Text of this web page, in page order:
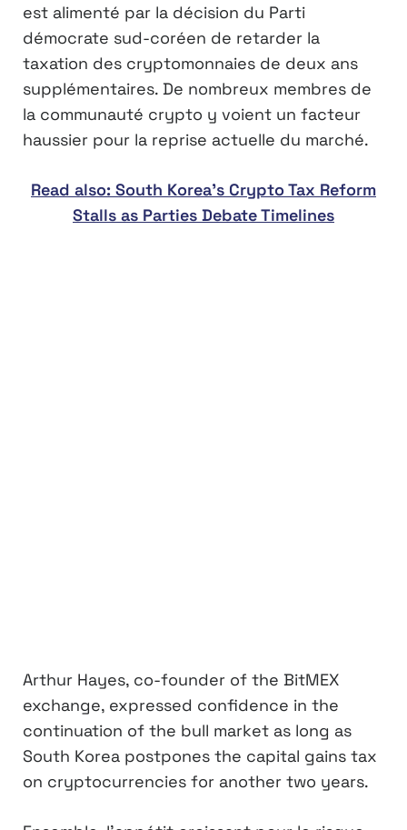
est alimenté par la décision du Parti
démocrate sud-coréen de retarder la
taxation des cryptomonnaies de deux ans
supplémentaires. De nombreux membres de
la communauté crypto y voient un facteur
haussier pour la reprise actuelle du marché.
Read also: South Korea’s Crypto Tax Reform
Stalls as Parties Debate Timelines
Arthur Hayes, co-founder of the BitMEX
exchange, expressed confidence in the
continuation of the bull market as long as
South Korea postpones the capital gains tax
on cryptocurrencies for another two years.